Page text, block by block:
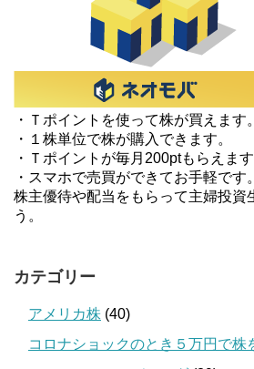
・Ｔポイントを使って株が買えます。
・１株単位で株が購入できます。
・Ｔポイントが毎月200ptもらえます
・スマホで売買ができてお手軽です。
株主優待や配当をもらって主婦投資
う。
カテゴリー
アメリカ株 (40)
コロナショックのとき５万円で株